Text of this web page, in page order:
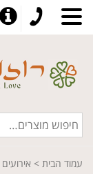
עמוד הבית > אירועים